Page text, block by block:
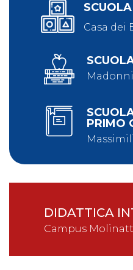
Casa dei
PRIMO
DIDATTICA
Campus